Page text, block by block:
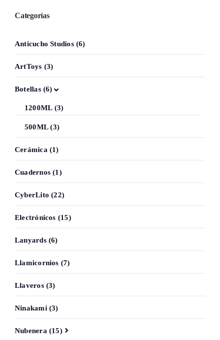
Categorías
Anticucho Studios (6)
ArtToys (3)
Botellas (6)
1200ML (3)
500ML (3)
Cerámica (1)
Cuadernos (1)
CyberLito (22)
Electrónicos (15)
Lanyards (6)
Llamicornios (7)
Llaveros (3)
Ninakami (3)
Nubenera (15)